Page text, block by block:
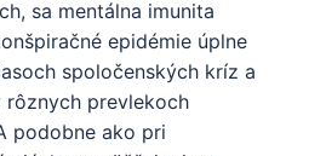
sa mentálna imunita
epidémie úplne
spoločenských kríz a
prevlekoch
podobne ako pri